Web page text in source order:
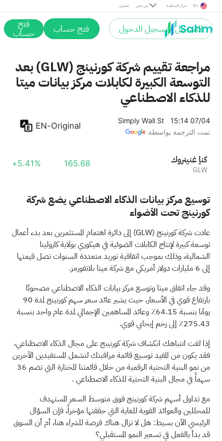
تحميل من نحن مركز المساعدة En
التسجيل / تسجيل الدخول فتح حساب فتح
حساب
مراجعة تقييم شركة كورنينج (GLW) بعد
التوسعة الكبيرة لكابلات مركز بيانات ميتا
للذكاء الاصطناعي
Simply Wall St
15:14 07/04
تمت الترجمة بواسطة
EN-Original
كورنينغ إنك
GLW
165.68
+5.41%
توسيع مركز بيانات الذكاء الاصطناعي يضع شركة
كورنينج تحت الأضواء
عادت شركة كورنينج (GLW) إلى دائرة اهتمام المستثمرين بعد بدء أعمال
توسعة كبيرة لإنتاج الكابلات الضوئية في هيكوري بولاية كارولينا
الشمالية، وذلك بموجب اتفاقية توريد متعددة السنوات تصل قيمتها
إلى 6 مليارات دولار أمريكي مع شركة ميتا بلاتفورمز.
وقد جاء اتفاق ميتا وتوسع مركز بيانات الذكاء الاصطناعي مصحوبًا
بارتفاع قوي في الأسعار، حيث يشير عائد سعر سهم كورنينج لمدة 90
يومًا بنسبة 64.15٪ وعائد المساهمين الإجمالي لمدة عام واحد بنسبة
275.43٪ إلى زخم إيجابي قوي.
إذا لفت انتباهك انكشاف شركة كورنينج على مجال الذكاء الاصطناعي،
فقد يكون من المفيد توسيع قائمة مراقبتك لتشمل المستفيدين الآخرين
من نمو البنية التحتية الرقمية من خلال قائمتنا المختارة التي تضم 36
سهماً في مجال البنية التحتية للذكاء الاصطناعي.
مع تداول أسهم شركة كورنينج فوق متوسط السعر المستهدف
للمحللين والعوائد القوية للغاية التي حققتها مؤخراً، فإن السؤال
الرئيسي الآن بسيط: هل لا تزال هناك فرصة للشراء هنا، أم أن السوق
قد بدأ بالفعل في تسعير النمو المستقبلي؟